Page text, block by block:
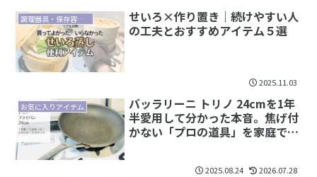
調理器具・保存容器・食器
せいろ×作り置き｜続けやすい人
の工夫とおすすめアイテム５選
2025.11.03
お気に入りアイテム
バッラリーニ トリノ 24cmを1年
半愛用して分かった本音。焦げ付
かない「プロの道具」を家庭で使
2025.08.24 2026.07.28